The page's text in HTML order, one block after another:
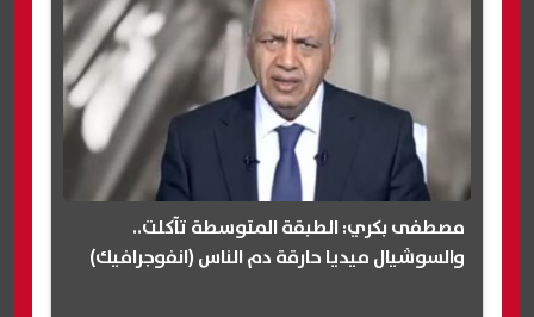
مصطفى بكري: الطبقة المتوسطة تآكلت..
والسوشيال ميديا حارقة دم الناس (انفوجرافيك)